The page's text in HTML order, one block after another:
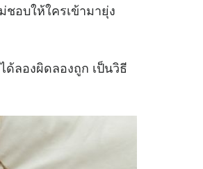
อบให้ใครเข้ามายุ่ง
ด้ลองผิดลองถูก เป็นวิธี